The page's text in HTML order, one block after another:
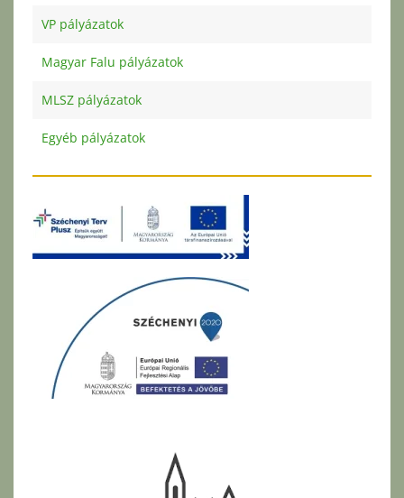
VP pályázatok
Magyar Falu pályázatok
MLSZ pályázatok
Egyéb pályázatok